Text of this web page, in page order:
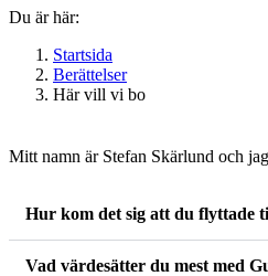
Du är här:
Startsida
Berättelser
Här vill vi bo
Mitt namn är Stefan Skärlund och
Hur kom det sig att du flyttade
Vad värdesätter du mest med